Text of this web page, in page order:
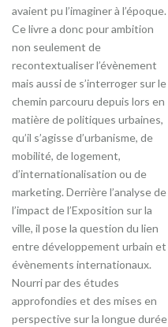
avaient pu l’imaginer à l’époque.
Ce livre a donc pour ambition
non seulement de
recontextualiser l’évènement
mais aussi de s’interroger sur le
chemin parcouru depuis lors en
matière de politiques urbaines,
qu’il s’agisse d’urbanisme, de
mobilité, de logement,
d’internationalisation ou de
marketing. Derrière l’analyse de
l’impact de l’Exposition sur la
ville, il pose la question du lien
entre développement urbain et
évènements internationaux.
Nourri par des études
approfondies et des mises en
perspective sur la longue durée